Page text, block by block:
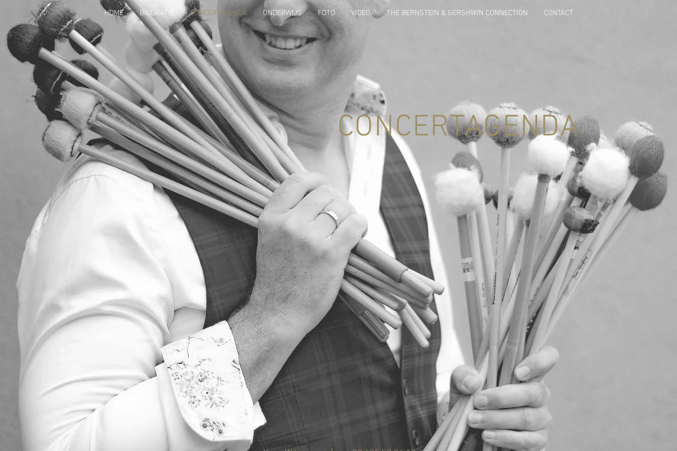
HOME BIOGRAFIE CONCERTAGENDA ONDERWIJS FOTO VIDEO THE BERNSTEIN & GERSHWIN CONNECTION CONTACT
CONCERTAGENDA